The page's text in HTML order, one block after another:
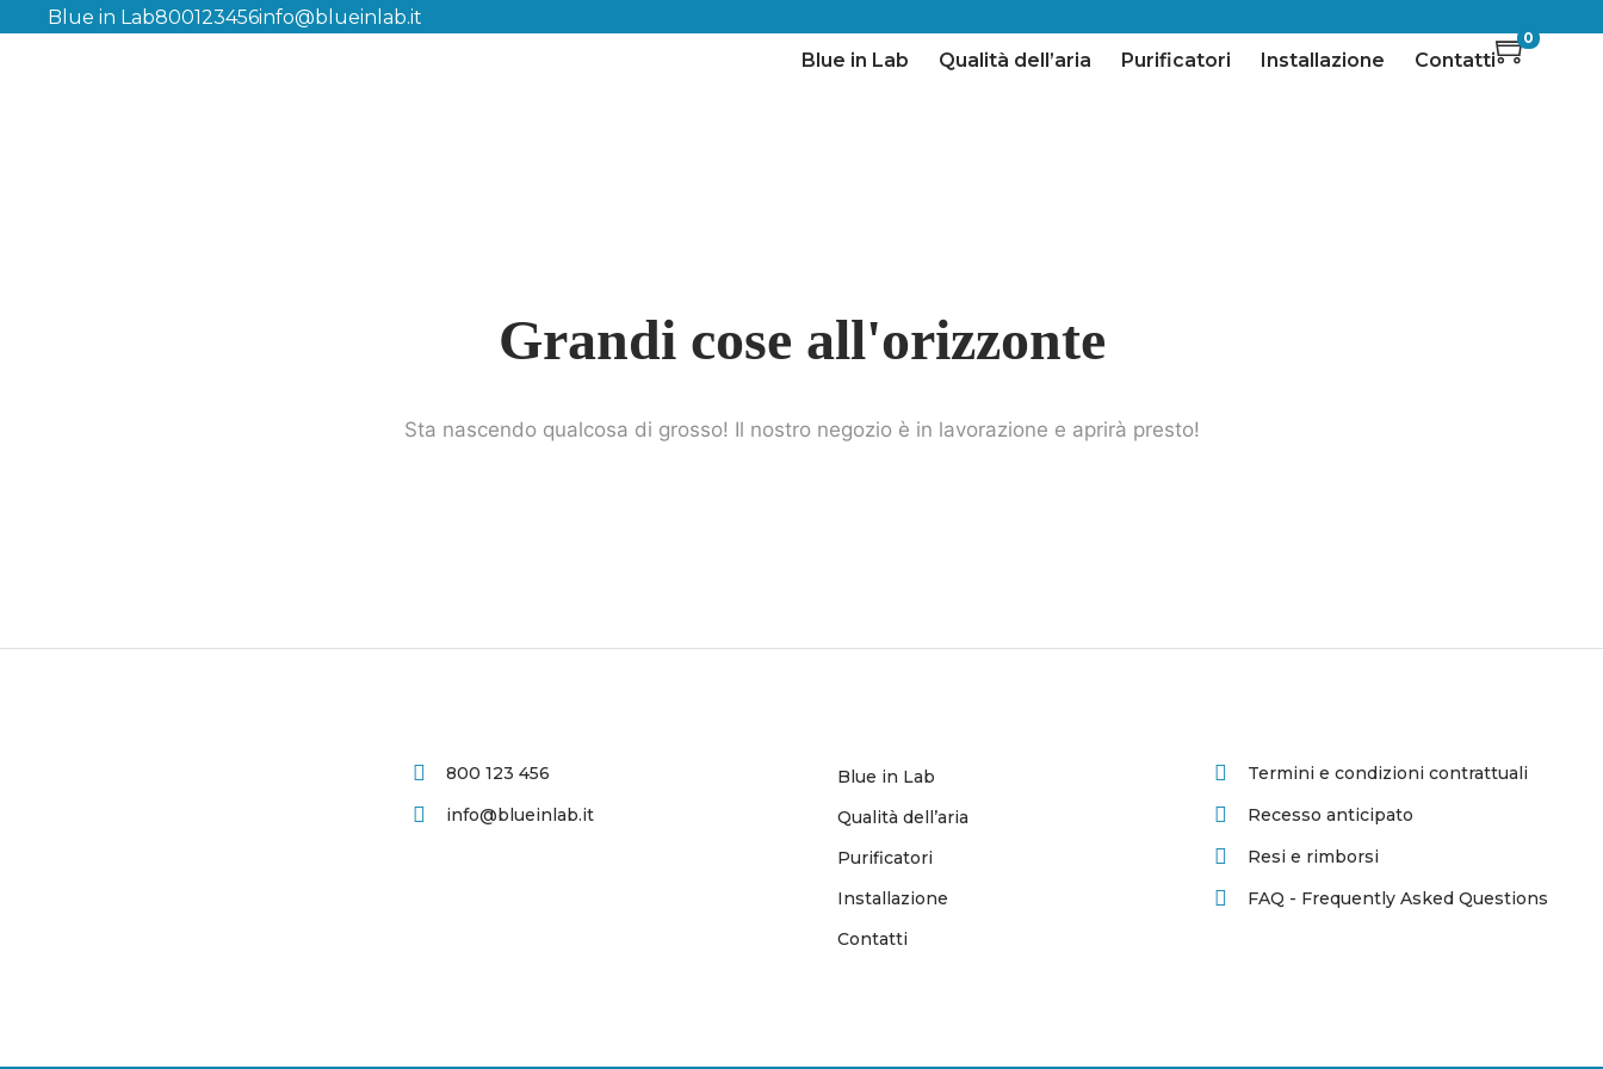
Blue in Lab800123456info@blueinlab.it
Blue in Lab
Qualità dell’aria Purificatori Installazione Contatti
0
Grandi cose all'orizzonte
Sta nascendo qualcosa di grosso! Il nostro negozio è in lavorazione e aprirà presto!
800 123 456
info@blueinlab.it
Blue in Lab
Qualità dell’aria
Purificatori
Installazione
Contatti
Termini e condizioni contrattuali
Recesso anticipato
Resi e rimborsi
FAQ - Frequently Asked Questions